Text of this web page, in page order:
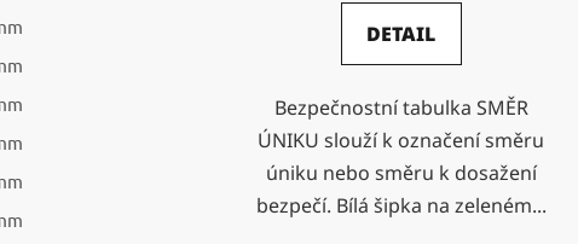
DETAIL
Bezpečnostní tabulka SMĚR
ÚNIKU slouží k označení směru
úniku nebo směru k dosažení
bezpečí. Bílá šipka na zeleném...